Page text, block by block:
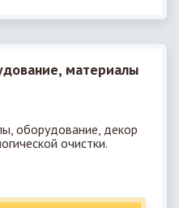
материалы
оборудование, декор
очистки.